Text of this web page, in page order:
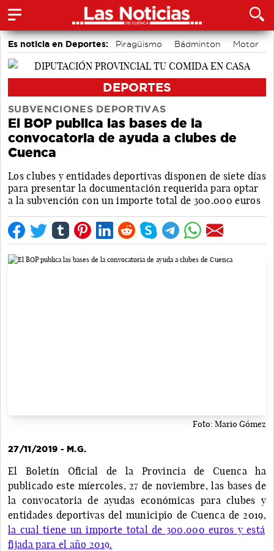
Es noticia en Deportes: Piragüismo Bádminton
Motor
Fútbol
Área de Deportes
DEPORTES
SUBVENCIONES DEPORTIVAS
El BOP publica las bases de la
convocatoria de ayuda a clubes de
Cuenca
Los clubes y entidades deportivas disponen de siete días
para presentar la documentación requerida para optar
a la subvención con un importe total de 300.000 euros
Foto: Mario Gómez
27/11/2019 - M.G.
El Boletín Oficial de la Provincia de Cuenca ha
publicado este míercoles, 27 de noviembre, las bases de
la convocatoria de ayudas económicas para clubes y
entidades deportivas del municipio de Cuenca de 2019,
la cual tiene un importe total de 300.000 euros y está
fijada para el año 2019.